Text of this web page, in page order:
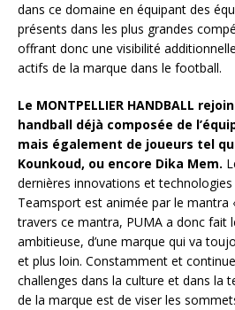
dans ce domaine en équipant des
présents dans les plus grandes
offrant donc une visibilité
actifs de la marque dans le football.
Le MONTPELLIER HANDBALL
handball déjà composée de
mais également de joueurs tel
Kounkoud, ou encore Dika Mem.
dernières innovations et
Teamsport est animée par le mantra
travers ce mantra, PUMA a donc fait
ambitieuse, d’une marque qui va
et plus loin. Constamment et
challenges dans la culture et dans la
de la marque est de viser les